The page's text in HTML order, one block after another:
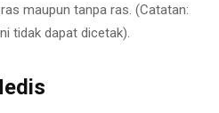
maupun tanpa ras. (Catatan:
tidak dapat dicetak).